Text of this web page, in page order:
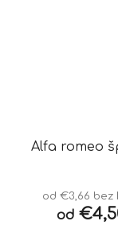
Alfa romeo
od €3,66 bez
od